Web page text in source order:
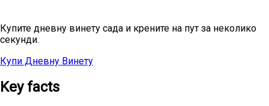
Купите дневну винету сада и крените на пут за неколико
секунди.
Купи Дневну Винету
Key facts